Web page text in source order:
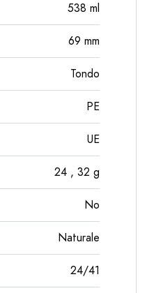
538 ml
69 mm
Tondo
PE
UE
24 , 32 g
No
Naturale
24/41